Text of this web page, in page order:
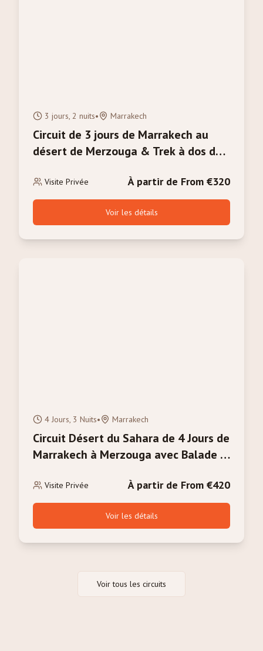
3 jours, 2 nuits• Marrakech
Circuit de 3 jours de Marrakech au
désert de Merzouga & Trek à dos de
Visite Privée À partir de From €320
Voir les détails
4 Jours, 3 Nuits• Marrakech
Circuit Désert du Sahara de 4 Jours de
Marrakech à Merzouga avec Balade à
Visite Privée À partir de From €420
Voir les détails
Voir tous les circuits